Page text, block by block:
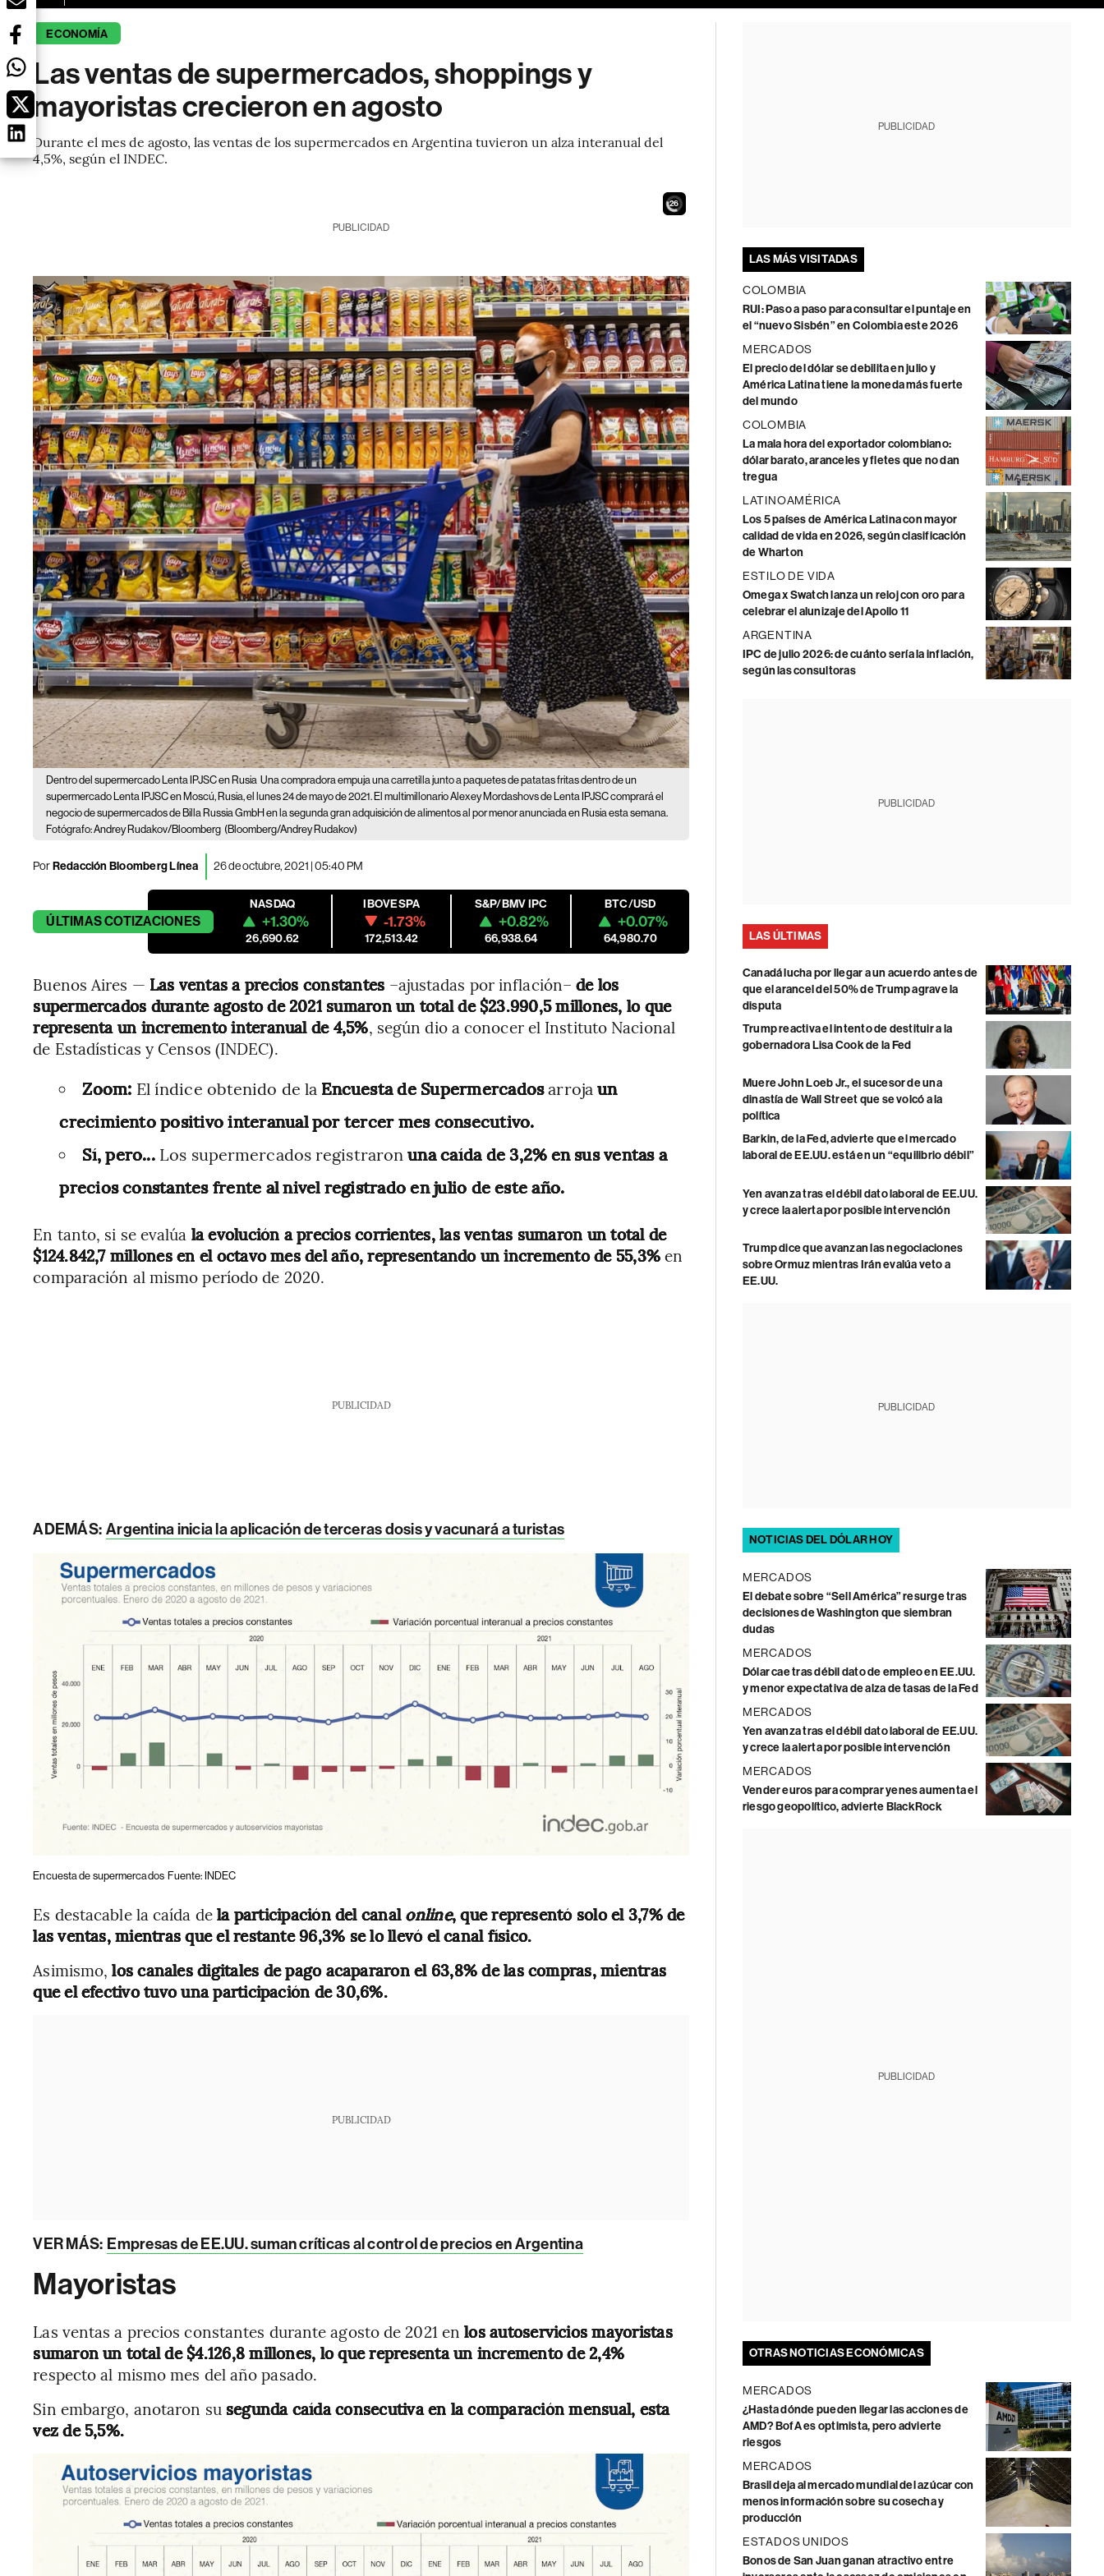
ECONOMÍA
Las ventas de supermercados, shoppings y
mayoristas crecieron en agosto
Durante el mes de agosto, las ventas de los supermercados en Argentina tuvieron un alza interanual del
4,5%, según el INDEC.
24
PUBLICIDAD
Dentro del supermercado Lenta IPJSC en Rusia Una compradora empuja una carretilla junto a paquetes de patatas fritas dentro de un
supermercado Lenta IPJSC en Moscú, Rusia, el lunes 24 de mayo de 2021. El multimillonario Alexey Mordashovs de Lenta IPJSC comprará el
negocio de supermercados de Billa Russia GmbH en la segunda gran adquisición de alimentos al por menor anunciada en Rusia esta semana.
Fotógrafo: Andrey Rudakov/Bloomberg (Bloomberg/Andrey Rudakov)
PorRedacción Bloomberg Línea 26 de octubre, 2021 | 05:40 PM
ÚLTIMASCOTIZACIONES
NASDAQ
+1.30%
26,690.62
IBOVESPA
-1.73%
172,513.42
S&P/BMV IPC
+0.82%
66,938.64
BTC/USD
+0.07%
64,980.70
Buenos Aires — Las ventas a precios constantes –ajustadas por inflación–de los
supermercados durante agosto de 2021 sumaron un total de $23.990,5 millones, lo que
representa un incremento interanual de 4,5%, según dio a conocer el Instituto Nacional
de Estadísticas y Censos (INDEC).
Zoom: El índice obtenido de la Encuesta de Supermercadosarrojaun
crecimiento positivo interanual por tercer mes consecutivo.
Sí, pero... Los supermercados registraronuna caída de 3,2% en sus ventas a
precios constantes frente al nivel registrado en julio de este año.
En tanto, si se evalúa la evolución a precios corrientes, las ventas sumaron un total de
$124.842,7 millones en el octavo mes del año, representando un incremento de 55,3%en
comparación al mismo período de 2020.
PUBLICIDAD
ADEMÁS: Argentina inicia la aplicación de terceras dosis y vacunará a turistas
Encuesta de supermercados Fuente: INDEC
Es destacable la caída dela participación del canalonline, que representó solo el 3,7% de
las ventas, mientras que el restante 96,3% se lo llevó el canal físico.
Asimismo,los canales digitales de pago acapararon el 63,8% de las compras, mientras
que el efectivo tuvo una participación de 30,6%.
PUBLICIDAD
VER MÁS: Empresas de EE.UU. suman críticas al control de precios en Argentina
Mayoristas
Las ventas a precios constantes durante agosto de 2021 enlos autoservicios mayoristas
sumaron un total de $4.126,8 millones, lo que representa un incremento de 2,4%
respecto al mismo mes del año pasado.
Sin embargo, anotaron su segunda caída consecutiva en la comparación mensual, esta
vez de 5,5%.
PUBLICIDAD
LAS MÁS VISITADAS
COLOMBIA
RUI: Paso a paso para consultar el puntaje en
el “nuevo Sisbén” en Colombia este 2026
MERCADOS
El precio del dólar se debilita en julio y
América Latina tiene la moneda más fuerte
del mundo
COLOMBIA
La mala hora del exportador colombiano:
dólar barato, aranceles y fletes que no dan
tregua
LATINOAMÉRICA
Los 5 países de América Latina con mayor
calidad de vida en 2026, según clasificación
de Wharton
ESTILO DE VIDA
Omega x Swatch lanza un reloj con oro para
celebrar el alunizaje del Apollo 11
ARGENTINA
IPC de julio 2026: de cuánto sería la inflación,
según las consultoras
PUBLICIDAD
LAS ÚLTIMAS
Canadá lucha por llegar a un acuerdo antes de
que el arancel del 50% de Trump agrave la
disputa
Trump reactiva el intento de destituir a la
gobernadora Lisa Cook de la Fed
Muere John Loeb Jr., el sucesor de una
dinastía de Wall Street que se volcó a la
política
Barkin, de la Fed, advierte que el mercado
laboral de EE.UU. está en un “equilibrio débil”
Yen avanza tras el débil dato laboral de EE.UU.
y crece la alerta por posible intervención
Trump dice que avanzan las negociaciones
sobre Ormuz mientras Irán evalúa veto a
EE.UU.
PUBLICIDAD
NOTICIAS DEL DÓLAR HOY
MERCADOS
El debate sobre “Sell América” resurge tras
decisiones de Washington que siembran
dudas
MERCADOS
Dólar cae tras débil dato de empleo en EE.UU.
y menor expectativa de alza de tasas de la Fed
MERCADOS
Yen avanza tras el débil dato laboral de EE.UU.
y crece la alerta por posible intervención
MERCADOS
Vender euros para comprar yenes aumenta el
riesgo geopolítico, advierte BlackRock
PUBLICIDAD
OTRAS NOTICIAS ECONÓMICAS
MERCADOS
¿Hasta dónde pueden llegar las acciones de
AMD? BofA es optimista, pero advierte
riesgos
MERCADOS
Brasil deja al mercado mundial del azúcar con
menos información sobre su cosecha y
producción
ESTADOS UNIDOS
Bonos de San Juan ganan atractivo entre